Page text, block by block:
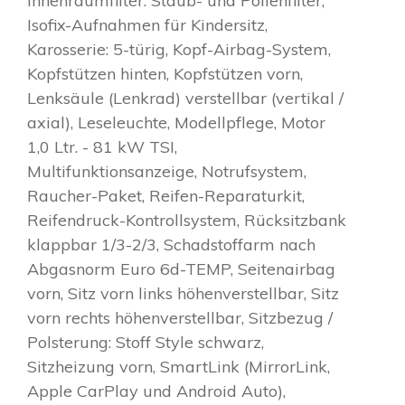
Isofix-Aufnahmen für Kindersitz,
Karosserie: 5-türig, Kopf-Airbag-System,
Kopfstützen hinten, Kopfstützen vorn,
Lenksäule (Lenkrad) verstellbar (vertikal /
axial), Leseleuchte, Modellpflege, Motor
1,0 Ltr. - 81 kW TSI,
Multifunktionsanzeige, Notrufsystem,
Raucher-Paket, Reifen-Reparaturkit,
Reifendruck-Kontrollsystem, Rücksitzbank
klappbar 1/3-2/3, Schadstoffarm nach
Abgasnorm Euro 6d-TEMP, Seitenairbag
vorn, Sitz vorn links höhenverstellbar, Sitz
vorn rechts höhenverstellbar, Sitzbezug /
Polsterung: Stoff Style schwarz,
Sitzheizung vorn, SmartLink (MirrorLink,
Apple CarPlay und Android Auto),